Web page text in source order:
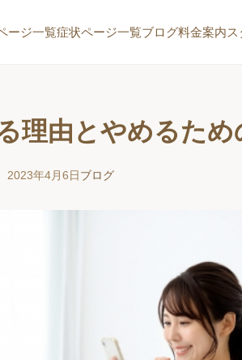
ージ一覧症状ページ一覧ブログ料金案内
理由とやめるため
2023年4月6日ブログ